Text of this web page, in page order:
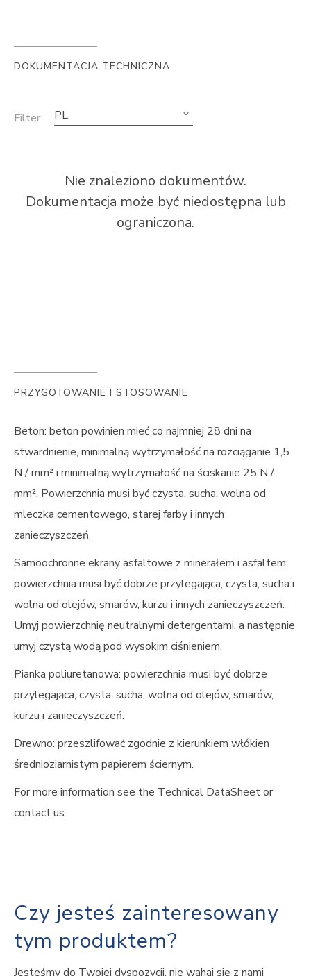
DOKUMENTACJA TECHNICZNA
Filter PL
Nie znaleziono dokumentów.
Dokumentacja może być niedostępna lub
ograniczona.
PRZYGOTOWANIE I STOSOWANIE
Beton: beton powinien mieć co najmniej 28 dni na
stwardnienie, minimalną wytrzymałość na rozciąganie 1,5
N / mm² i minimalną wytrzymałość na ściskanie 25 N /
mm². Powierzchnia musi być czysta, sucha, wolna od
mleczka cementowego, starej farby i innych
zanieczyszczeń.
Samoochronne ekrany asfaltowe z minerałem i asfaltem:
powierzchnia musi być dobrze przylegająca, czysta, sucha i
wolna od olejów, smarów, kurzu i innych zanieczyszczeń.
Umyj powierzchnię neutralnymi detergentami, a następnie
umyj czystą wodą pod wysokim ciśnieniem.
Pianka poliuretanowa: powierzchnia musi być dobrze
przylegająca, czysta, sucha, wolna od olejów, smarów,
kurzu i zanieczyszczeń.
Drewno: przeszlifować zgodnie z kierunkiem włókien
średnioziarnistym papierem ściernym.
For more information see the Technical DataSheet or
contact us.
Czy jesteś zainteresowany
tym produktem?
Jesteśmy do Twojej dyspozycji, nie wahaj się z nami